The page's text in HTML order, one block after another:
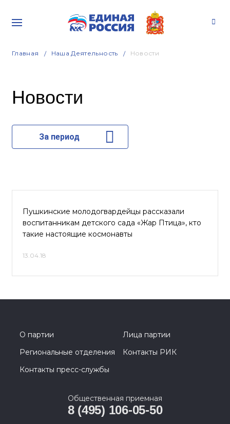
Главная Наша Деятельность Новости
Новости
За период
Пушкинские молодогвардейцы рассказали
воспитанникам детского сада «Жар Птица», кто
такие настоящие космонавты
13.04.18
О партии
Лица партии
Региональные отделения
Контакты РИК
Контакты пресс-службы
Общественная приемная
8 (495) 106-05-50